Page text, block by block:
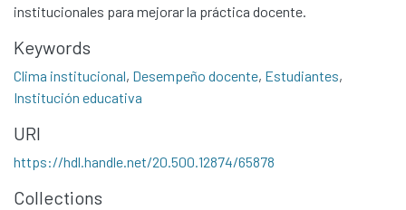
Políticas
institucionales para mejorar la práctica docente.
Keywords
Clima institucional, Desempeño docente, Estudiantes,
Institución educativa
URI
https://hdl.handle.net/20.500.12874/65878
Collections